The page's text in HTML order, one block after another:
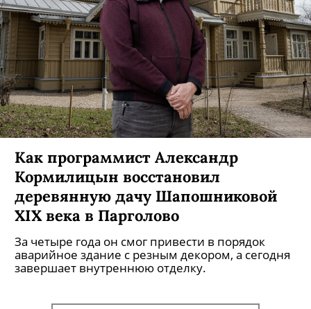
Как программист Александр
Кормилицын восстановил
деревянную дачу Шапошниковой
XIX века в Парголово
За четыре года он смог привести в порядок
аварийное здание с резным декором, а сегодня
завершает внутреннюю отделку.